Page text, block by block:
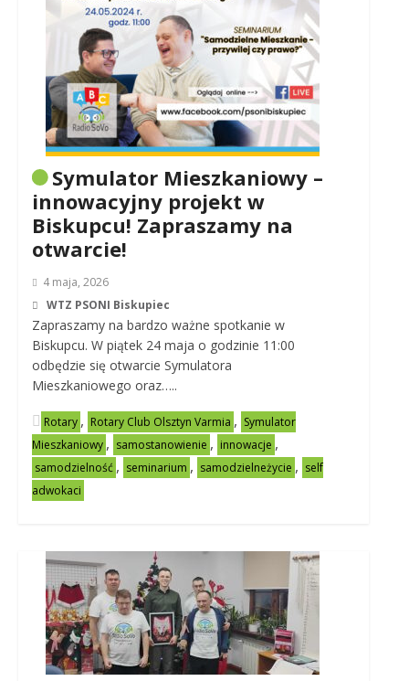
Symulator Mieszkaniowy –
innowacyjny projekt w
Biskupcu! Zapraszamy na
otwarcie!
4 maja, 2026
WTZ PSONI Biskupiec
Zapraszamy na bardzo ważne spotkanie w
Biskupcu. W piątek 24 maja o godzinie 11:00
odbędzie się otwarcie Symulatora
Mieszkaniowego oraz…..
Rotary , Rotary Club Olsztyn Varmia , Symulator
Mieszkaniowy , samostanowienie , innowacje ,
samodzielność , seminarium , samodzielneżycie , self
adwokaci